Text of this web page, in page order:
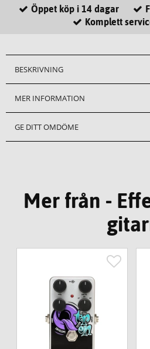
Öppet köp i 14 dagar
Komplett
BESKRIVNING
MER INFORMATION
GE DITT OMDÖME
Mer från -